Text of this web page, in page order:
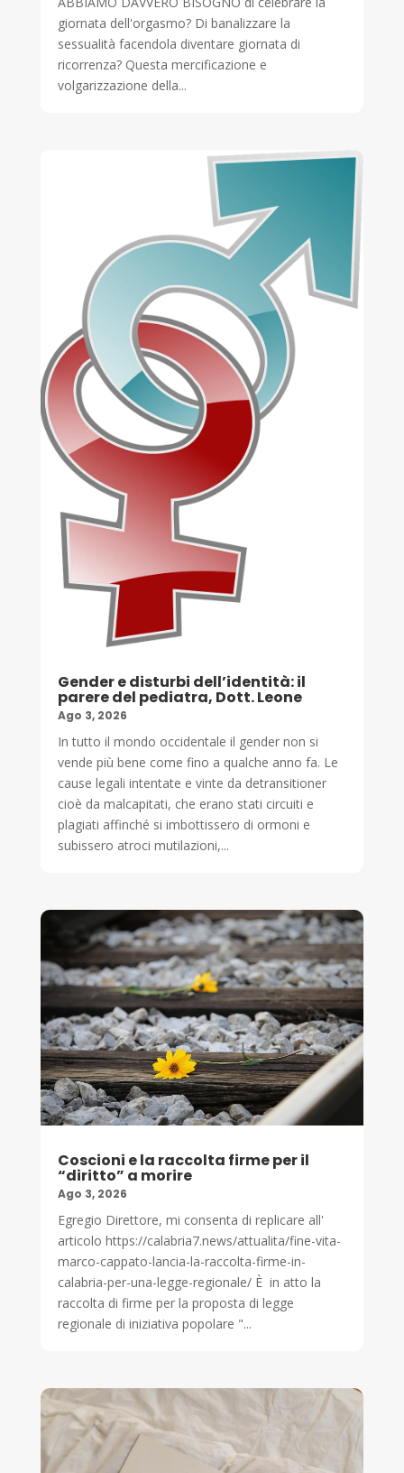
giornata dell'orgasmo? Di banalizzare la
sessualità facendola diventare giornata di
ricorrenza? Questa mercificazione e
volgarizzazione della...
Gender e disturbi dell’identità: il
parere del pediatra, Dott. Leone
Ago 3, 2026
In tutto il mondo occidentale il gender non si
vende più bene come fino a qualche anno fa. Le
cause legali intentate e vinte da detransitioner
cioè da malcapitati, che erano stati circuiti e
plagiati affinché si imbottissero di ormoni e
subissero atroci mutilazioni,...
Coscioni e la raccolta firme per il
“diritto” a morire
Ago 3, 2026
Egregio Direttore, mi consenta di replicare all'
articolo https://calabria7.news/attualita/fine-vita-
marco-cappato-lancia-la-raccolta-firme-in-
calabria-per-una-legge-regionale/ È in atto la
raccolta di firme per la proposta di legge
regionale di iniziativa popolare "...